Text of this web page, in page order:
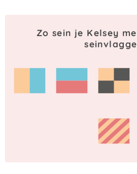
Zo sein je Kelsey